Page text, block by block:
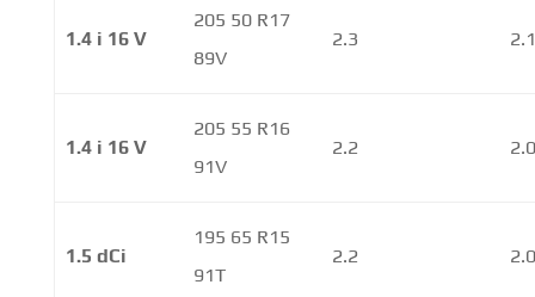
1.4 i 16 V
205 50 R17
89V
2.3
1.4 i 16 V
205 55 R16
91V
2.2
1.5 dCi
195 65 R15
91T
2.2